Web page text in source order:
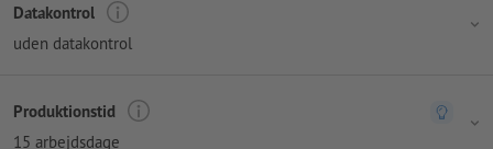
Datakontrol
uden datakontrol
Produktionstid
15 arbejdsdage